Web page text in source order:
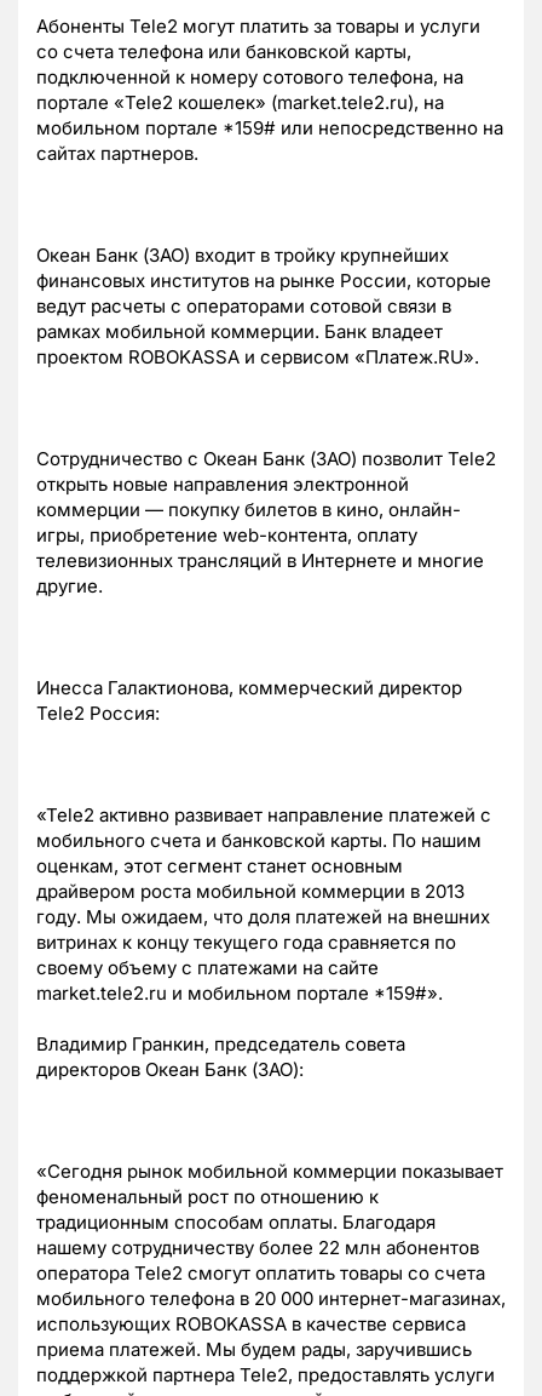
Абоненты Tele2 могут платить за товары и услуги
со счета телефона или банковской карты,
подключенной к номеру сотового телефона, на
портале «Tele2 кошелек» (market.tele2.ru), на
мобильном портале *159# или непосредственно на
сайтах партнеров.
Океан Банк (ЗАО) входит в тройку крупнейших
финансовых институтов на рынке России, которые
ведут расчеты с операторами сотовой связи в
рамках мобильной коммерции. Банк владеет
проектом ROBOKASSA и сервисом «Платеж.RU».
Сотрудничество с Океан Банк (ЗАО) позволит Tele2
открыть новые направления электронной
коммерции — покупку билетов в кино, онлайн-
игры, приобретение web-контента, оплату
телевизионных трансляций в Интернете и многие
другие.
Инесса Галактионова, коммерческий директор
Tele2 Россия:
«Tele2 активно развивает направление платежей с
мобильного счета и банковской карты. По нашим
оценкам, этот сегмент станет основным
драйвером роста мобильной коммерции в 2013
году. Мы ожидаем, что доля платежей на внешних
витринах к концу текущего года сравняется по
своему объему с платежами на сайте
market.tele2.ru и мобильном портале *159#».
Владимир Гранкин, председатель совета
директоров Океан Банк (ЗАО):
«Сегодня рынок мобильной коммерции показывает
феноменальный рост по отношению к
традиционным способам оплаты. Благодаря
нашему сотрудничеству более 22 млн абонентов
оператора Tele2 смогут оплатить товары со счета
мобильного телефона в 20 000 интернет-магазинах,
использующих ROBOKASSA в качестве сервиса
приема платежей. Мы будем рады, заручившись
поддержкой партнера Tele2, предоставлять услуги